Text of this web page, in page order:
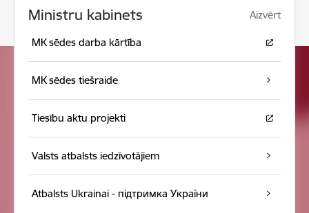
Ministru kabinets Aizvērt
MK sēdes darba kārtība
MK sēdes tiešraide
Tiesību aktu projekti
Valsts atbalsts iedzīvotājiem
Atbalsts Ukrainai - підтримка України